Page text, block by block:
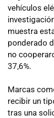
vehículos
muestra
ponderado
no
37,6%.
Marcas
recibir un
tras una